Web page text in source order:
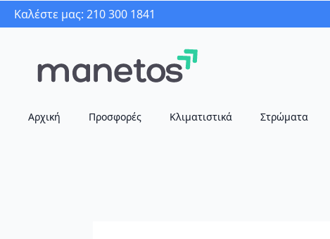
Καλέστε μας: 210 300 1841
Αρχική Προσφορές Κλιματιστικά Στρώματα